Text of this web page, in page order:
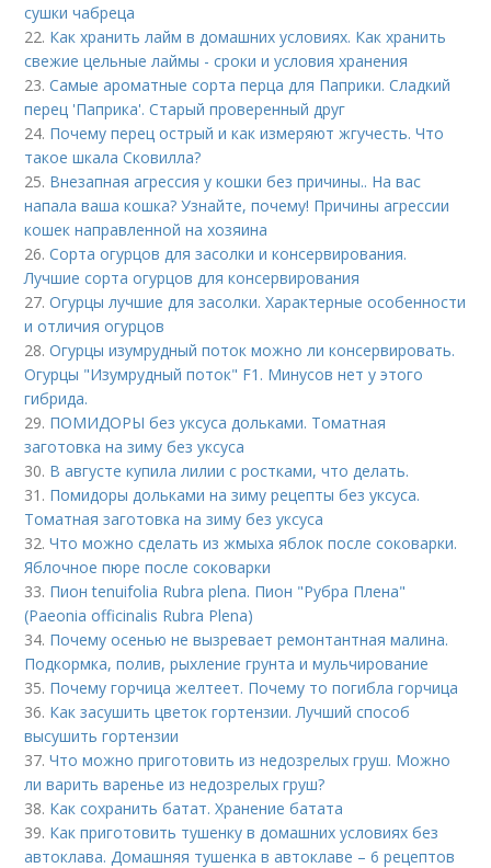
сушки чабреца
22. Как хранить лайм в домашних условиях. Как хранить
свежие цельные лаймы - сроки и условия хранения
23.Самые ароматные сорта перца для Паприки. Сладкий
перец 'Паприка'. Старый проверенный друг
24. Почему перец острый и как измеряют жгучесть. Что
такое шкала Сковилла?
25. Внезапная агрессия у кошки без причины.. На вас
напала ваша кошка? Узнайте, почему! Причины агрессии
кошек направленной на хозяина
26.Сорта огурцов для засолки и консервирования.
Лучшие сорта огурцов для консервирования
27.Огурцы лучшие для засолки. Характерные особенности
и отличия огурцов
28.Огурцы изумрудный поток можно ли консервировать.
Огурцы "Изумрудный поток" F1. Минусов нет у этого
гибрида.
29. ПОМИДОРЫ без уксуса дольками. Томатная
заготовка на зиму без уксуса
30. В августе купила лилии с ростками, что делать.
31. Помидоры дольками на зиму рецепты без уксуса.
Томатная заготовка на зиму без уксуса
32.Что можно сделать из жмыха яблок после соковарки.
Яблочное пюре после соковарки
33. Пион tenuifolia Rubra plena. Пион "Рубра Плена"
(Paeonia officinalis Rubra Plena)
34. Почему осенью не вызревает ремонтантная малина.
Подкормка, полив, рыхление грунта и мульчирование
35. Почему горчица желтеет. Почему то погибла горчица
36. Как засушить цветок гортензии. Лучший способ
высушить гортензии
37.Что можно приготовить из недозрелых груш. Можно
ли варить варенье из недозрелых груш?
38. Как сохранить батат. Хранение батата
39. Как приготовить тушенку в домашних условиях без
автоклава. Домашняя тушенка в автоклаве – 6 рецептов